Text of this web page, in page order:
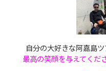
自分の大好きな阿嘉島ツ
最高の笑顔を与えてくだ